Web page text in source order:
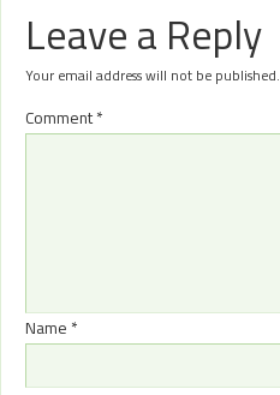
Leave a Reply
Your email address will not be published.
Comment*
Name *